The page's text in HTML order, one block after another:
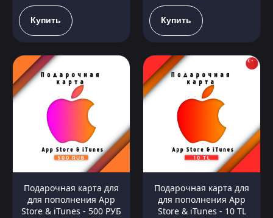
Купить Купить
Подарочная карта для
для пополнения App
Store & iTunes - 500 РУБ
Подарочная карта для
для пополнения App
Store & iTunes - 10 TL